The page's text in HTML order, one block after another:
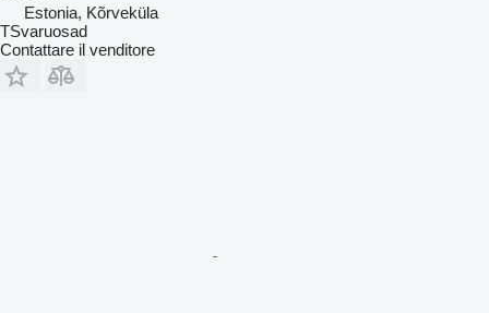
Estonia, Kõrveküla
TSvaruosad
Contattare il venditore